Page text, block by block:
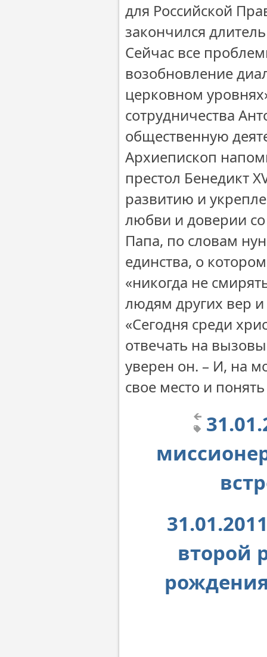
для Российской
закончился
Сейчас все
возобновление
церковном
сотрудничества
общественную
Архиепископ
престол Бенедикт
развитию и
любви и доверии
Папа, по словам
единства, о
«никогда не
людям других вер и
«Сегодня среди
отвечать на
уверен он. – И, на
свое место и
второй